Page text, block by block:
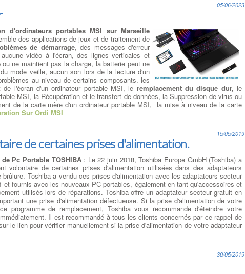
05/06/2023
d'ordinateurs portables MSI sur Marseille
des applications de jeux et de traitement de
de démarrage, des messages d'erreur
vidéo à l'écran, des lignes verticales et
ou ne maintient pas la charge, la batterie peut ne
mode veille, aucun son lors de la lecture d'un
au niveau de certains composants. les
l'écran d'un ordinateur portable MSI, le remplacement du disque dur, le
MSI, la Récupération et le transfert de données, la Suppression de virus ou
de la carte mère d'un ordinateur portable MSI, la mise à niveau de la carte
Sur Ordi MSI
de certaines prises d'alimentation.
15/05/2019
Pc Portable TOSHIBA: Le 22 juin 2018, Toshiba Europe GmbH (Toshiba) a
volontaire de certaines prises d'alimentation utilisées dans des adaptateurs
Toshiba a vendu ces prises d'alimentation avec les adaptateurs secteur
et fournis avec les nouveaux PC portables, également en tant qu'accessoires et
utilisés lors de réparations. Toshiba offre un adaptateur secteur gratuit en
une prise d'alimentation défectueuse. Si la prise d'alimentation de votre
programme de remplacement, Toshiba vous recommande d'éteindre votre
Il est recommandé à tous les clients concernés par ce rappel de
le lien pour vérifier manuellement si la prise d'alimentation de votre adaptateur
30/05/2019